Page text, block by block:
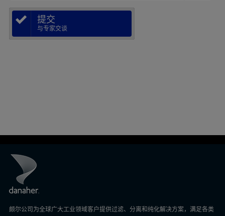
提交
与专家交谈
颇尔公司为全球广大工业领域客户提供过滤、分离和纯化解决方案，满足各类